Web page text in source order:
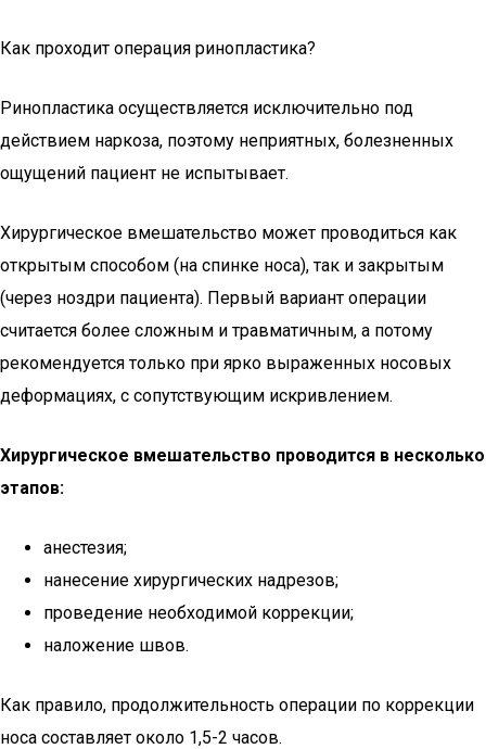
Как проходит операция ринопластика?
Ринопластика осуществляется исключительно под
действием наркоза, поэтому неприятных, болезненных
ощущений пациент не испытывает.
Хирургическое вмешательство может проводиться как
открытым способом (на спинке носа), так и закрытым
(через ноздри пациента). Первый вариант операции
считается более сложным и травматичным, а потому
рекомендуется только при ярко выраженных носовых
деформациях, с сопутствующим искривлением.
Хирургическое вмешательство проводится в несколько
этапов:
анестезия;
нанесение хирургических надрезов;
проведение необходимой коррекции;
наложение швов.
Как правило, продолжительность операции по коррекции
носа составляет около 1,5-2 часов.